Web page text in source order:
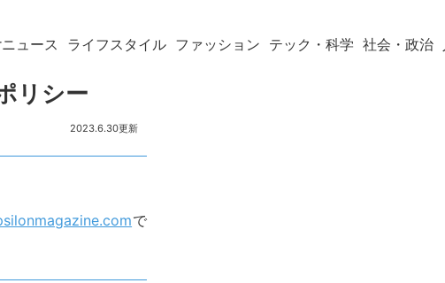
ュース ライフスタイル ファッション テック・科学 社会・政治
リシー
2023.6.30
で